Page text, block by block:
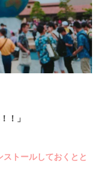
！」
トールしておくとと